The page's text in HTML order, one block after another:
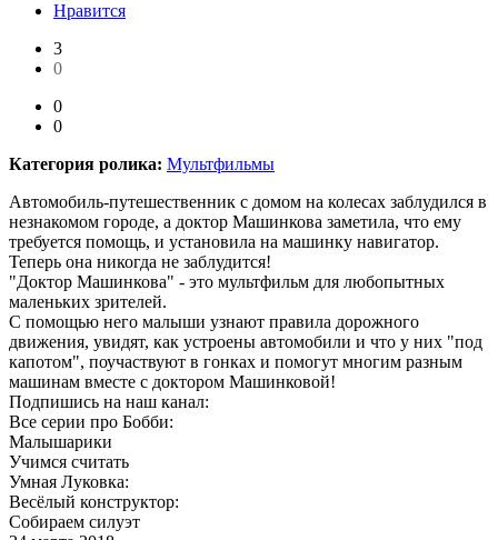
Нравится
3
0
0
0
Категория ролика: Мультфильмы
Автомобиль-путешественник с домом на колесах заблудился в
незнакомом городе, а доктор Машинкова заметила, что ему
требуется помощь, и установила на машинку навигатор.
Теперь она никогда не заблудится!
"Доктор Машинкова" - это мультфильм для любопытных
маленьких зрителей.
С помощью него малыши узнают правила дорожного
движения, увидят, как устроены автомобили и что у них "под
капотом", поучаствуют в гонках и помогут многим разным
машинам вместе с доктором Машинковой!
Подпишись на наш канал:
Все серии про Бобби:
Малышарики
Учимся считать
Умная Луковка:
Весёлый конструктор:
Собираем силуэт